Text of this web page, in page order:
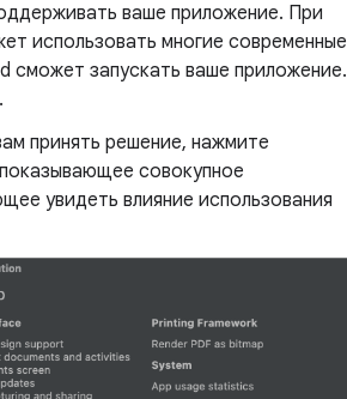
ваше приложение. При
использовать многие современные
сможет запускать ваше приложение.
принять решение, нажмите
совокупное
увидеть влияние использования